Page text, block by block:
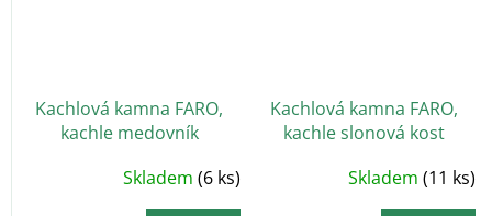
Kachlová kamna FARO,
kachle medovník
Skladem (6 ks)
Kachlová kamna FARO,
kachle slonová kost
Skladem (11 ks)